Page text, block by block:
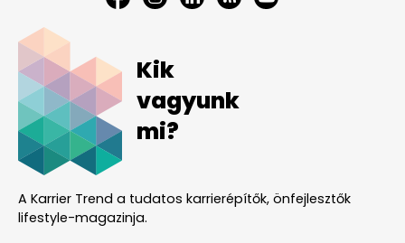
Kik
vagyunk
mi?
A Karrier Trend a tudatos karrierépítők, önfejlesztők
lifestyle-magazinja.